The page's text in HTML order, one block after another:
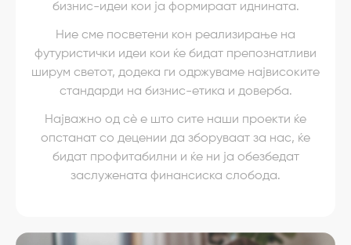
бизнис-идеи кои ја формираат иднината.
Ние сме посветени кон реализирање на
футуристички идеи кои ќе бидат препознатливи
ширум светот, додека ги одржуваме највисоките
стандарди на бизнис-етика и доверба.
Најважно од сè е што сите наши проекти ќе
опстанат со децении да зборуваат за нас, ќе
бидат профитабилни и ќе ни ја обезбедат
заслужената финансиска слобода.